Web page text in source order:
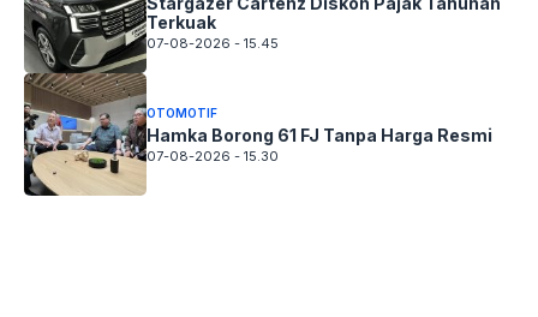
Terkuak
07-08-2026 - 15.45
OTOMOTIF
Hamka Borong 61 FJ Tanpa Harga Resmi
07-08-2026 - 15.30